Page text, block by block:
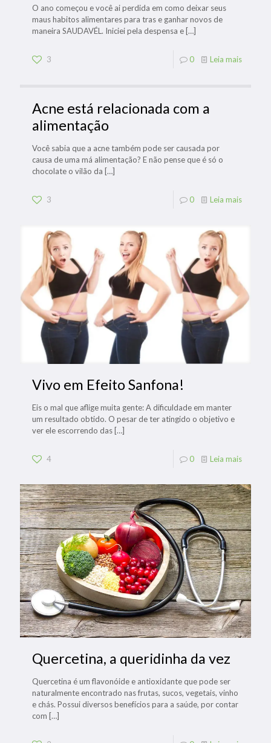
O ano começou e você ai perdida em como deixar seus
maus habitos alimentares para tras e ganhar novos de
maneira SAUDAVÉL. Iniciei pela despensa e […]
3 0 Leia mais
Acne está relacionada com a
alimentação
Você sabia que a acne também pode ser causada por
causa de uma má alimentação? E não pense que é só o
chocolate o vilão da […]
3 0 Leia mais
Vivo em Efeito Sanfona!
Eis o mal que aflige muita gente: A dificuldade em manter
um resultado obtido. O pesar de ter atingido o objetivo e
ver ele escorrendo das […]
4 0 Leia mais
Quercetina, a queridinha da vez
Quercetina é um flavonóide e antioxidante que pode ser
naturalmente encontrado nas frutas, sucos, vegetais, vinho
e chás. Possui diversos benefícios para a saúde, por contar
com […]